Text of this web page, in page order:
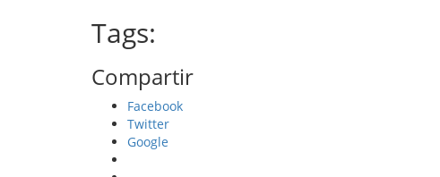
Tags:
Compartir
Facebook
Twitter
Google